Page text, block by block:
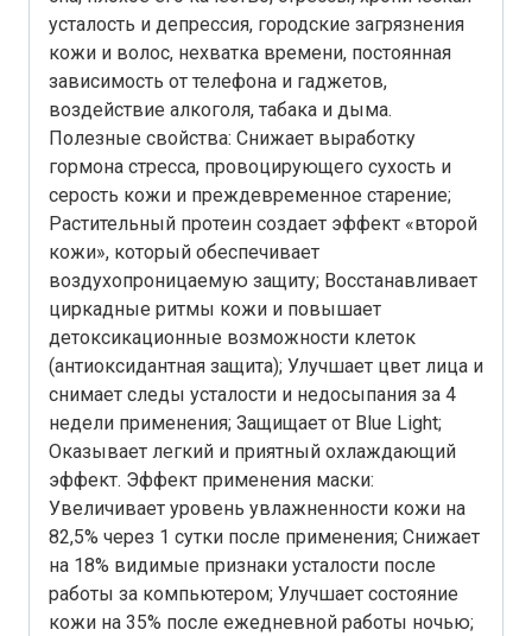
усталость и депрессия, городские загрязнения
кожи и волос, нехватка времени, постоянная
зависимость от телефона и гаджетов,
воздействие алкоголя, табака и дыма.
Полезные свойства: Снижает выработку
гормона стресса, провоцирующего сухость и
серость кожи и преждевременное старение;
Растительный протеин создает эффект «второй
кожи», который обеспечивает
воздухопроницаемую защиту; Восстанавливает
циркадные ритмы кожи и повышает
детоксикационные возможности клеток
(антиоксидантная защита); Улучшает цвет лица и
снимает следы усталости и недосыпания за 4
недели применения; Защищает от Blue Light;
Оказывает легкий и приятный охлаждающий
эффект. Эффект применения маски:
Увеличивает уровень увлажненности кожи на
82,5% через 1 сутки после применения; Снижает
на 18% видимые признаки усталости после
работы за компьютером; Улучшает состояние
кожи на 35% после ежедневной работы ночью;